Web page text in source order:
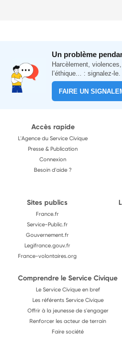
Un problème
Harcèlement,
l’éthique... : signalez-le.
FAIRE UN
Accès rapide
L'Agence du Service Civique
Presse & Publication
Connexion
Besoin d'aide ?
Sites publics
France.fr
Service-Public.fr
Gouvernement.fr
Legifrance.gouv.fr
France-volontaires.org
Comprendre le Service Civique
Le Service Civique en bref
Les référents Service Civique
Offrir à la jeunesse de s'engager
Renforcer les acteur de terrain
Faire société